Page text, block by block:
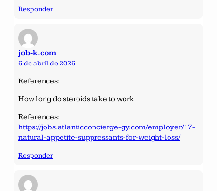
Responder
job-k.com
6 de abril de 2026
References:
How long do steroids take to work
References:
https://jobs.atlanticconcierge-gy.com/employer/17-
natural-appetite-suppressants-for-weight-loss/
Responder